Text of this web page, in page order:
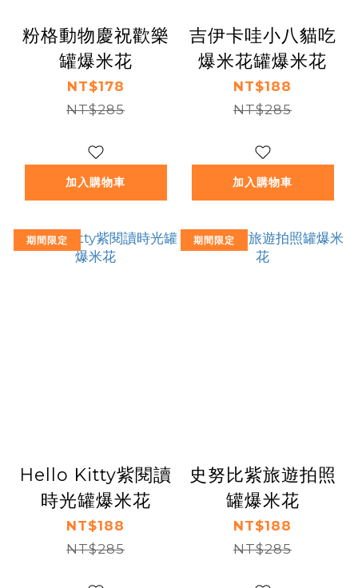
粉格動物慶祝歡樂
罐爆米花
NT$178
NT$285
加入購物車
吉伊卡哇小八貓吃
爆米花罐爆米花
NT$188
NT$285
加入購物車
期間限定
Hello Kitty紫閱讀
時光罐爆米花
NT$188
NT$285
期間限定
史努比紫旅遊拍照
罐爆米花
NT$188
NT$285